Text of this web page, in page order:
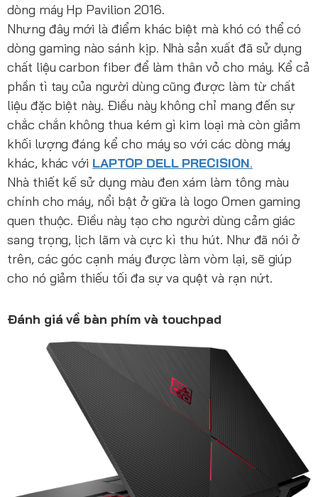
dòng máy Hp Pavilion 2016.
Nhưng đây mới là điểm khác biệt mà khó có thể có
dòng gaming nào sánh kịp. Nhà sản xuất đã sử dụng
chất liệu carbon fiber để làm thân vỏ cho máy. Kể cả
phần tì tay của người dùng cũng được làm từ chất
liệu đặc biệt này. Điều này không chỉ mang đến sự
chắc chắn không thua kém gì kim loại mà còn giảm
khối lượng đáng kể cho máy so với các dòng máy
khác, khác với LAPTOP DELL PRECISION.
Nhà thiết kế sử dụng màu đen xám làm tông màu
chính cho máy, nổi bật ở giữa là logo Omen gaming
quen thuộc. Điều này tạo cho người dùng cảm giác
sang trọng, lịch lãm và cực kì thu hút. Như đã nói ở
trên, các góc cạnh máy được làm vòm lại, sẽ giúp
cho nó giảm thiếu tối đa sự va quệt và rạn nứt.
Đánh giá về bàn phím và touchpad